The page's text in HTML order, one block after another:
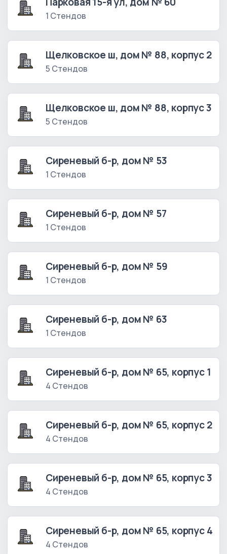
1 Стендов
Щелковское ш, дом № 88, корпус 2
5 Стендов
Щелковское ш, дом № 88, корпус 3
5 Стендов
Сиреневый б-р, дом № 53
1 Стендов
Сиреневый б-р, дом № 57
1 Стендов
Сиреневый б-р, дом № 59
1 Стендов
Сиреневый б-р, дом № 63
1 Стендов
Сиреневый б-р, дом № 65, корпус 1
4 Стендов
Сиреневый б-р, дом № 65, корпус 2
4 Стендов
Сиреневый б-р, дом № 65, корпус 3
4 Стендов
Сиреневый б-р, дом № 65, корпус 4
4 Стендов